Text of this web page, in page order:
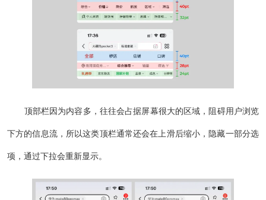
顶部栏因为内容多，往往会占据屏幕很大的区域，阻碍用户浏览
下方的信息流，所以这类顶栏通常还会在上滑后缩小，隐藏一部分选
项，通过下拉会重新显示。